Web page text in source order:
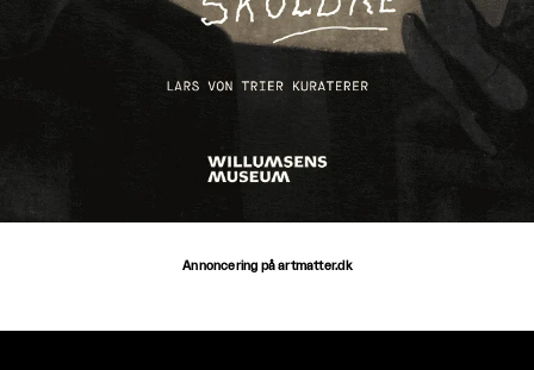
Annoncering på artmatter.dk